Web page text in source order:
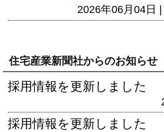
2026年06月04日 |
住宅産業新聞社からのお知らせ
採用情報を更新しました
採用情報を更新しました